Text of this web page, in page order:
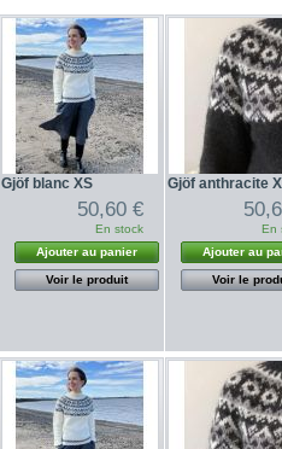
Gjöf blanc XS
50,60 €
En stock
Ajouter au panier
Voir le produit
Gjöf anthracite
En
Ajouter au
Voir le